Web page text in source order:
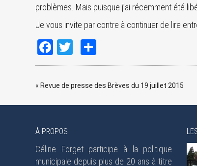
problèmes. Mais puisque j’ai récemment été
Je vous invite par contre à continuer de lire
FacebookTwitter
« Revue de presse des Brèves du 19 juillet 2015
À PROPOS
Céline Forget participe à la politique
municipale depuis plus de 20 ans à titre